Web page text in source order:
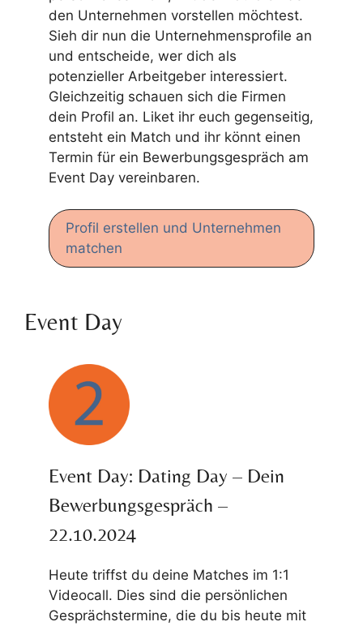
den Unternehmen vorstellen möchtest.
Sieh dir nun die Unternehmensprofile an
und entscheide, wer dich als
potenzieller Arbeitgeber interessiert.
Gleichzeitig schauen sich die Firmen
dein Profil an. Liket ihr euch gegenseitig,
entsteht ein Match und ihr könnt einen
Termin für ein Bewerbungsgespräch am
Event Day vereinbaren.
Profil erstellen und Unternehmen
matchen
Event Day
Event Day: Dating Day – Dein
Bewerbungsgespräch –
22.10.2024
Heute triffst du deine Matches im 1:1
Videocall. Dies sind die persönlichen
Gesprächstermine, die du bis heute mit